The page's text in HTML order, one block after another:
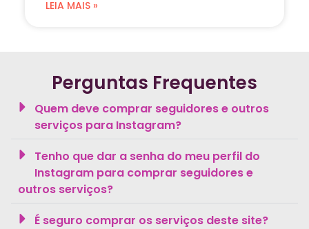
LEIA MAIS »
Perguntas Frequentes
Quem deve comprar seguidores e outros
serviços para Instagram?
Tenho que dar a senha do meu perfil do
Instagram para comprar seguidores e
outros serviços?
É seguro comprar os serviços deste site?